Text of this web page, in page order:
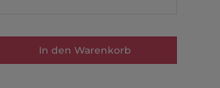
In den Warenkorb